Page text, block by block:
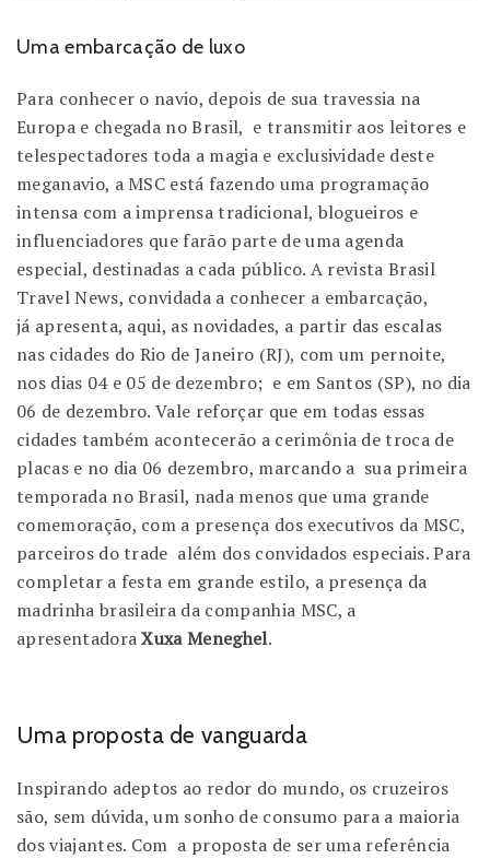
Uma embarcação de luxo
Para conhecer o navio, depois de sua travessia na
Europa e chegada no Brasil, e transmitir aos leitores e
telespectadores toda a magia e exclusividade deste
meganavio, a MSC está fazendo uma programação
intensa com a imprensa tradicional, blogueiros e
influenciadores que farão parte de uma agenda
especial, destinadas a cada público. A revista Brasil
Travel News, convidada a conhecer a embarcação,
já apresenta, aqui, as novidades, a partir das escalas
nas cidades do Rio de Janeiro (RJ), com um pernoite,
nos dias 04 e 05 de dezembro; e em Santos (SP), no dia
06 de dezembro. Vale reforçar que em todas essas
cidades também acontecerão a cerimônia de troca de
placas e no dia 06 dezembro, marcando a sua primeira
temporada no Brasil, nada menos que uma grande
comemoração, com a presença dos executivos da MSC,
parceiros do trade além dos convidados especiais. Para
completar a festa em grande estilo, a presença da
madrinha brasileira da companhia MSC, a
apresentadoraXuxa Meneghel.
Uma proposta de vanguarda
Inspirando adeptos ao redor do mundo, os cruzeiros
são, sem dúvida, um sonho de consumo para a maioria
dos viajantes. Com a proposta de ser uma referência